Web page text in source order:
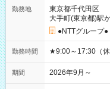
勤務地
東京都千代田区
大手町(東京都)駅
●NTTグループ●
勤務時間 ★9:00～17:30（休
期間 2026年9月～